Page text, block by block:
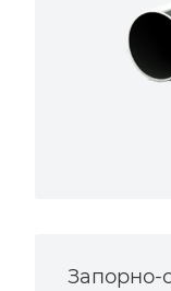
Запорно-